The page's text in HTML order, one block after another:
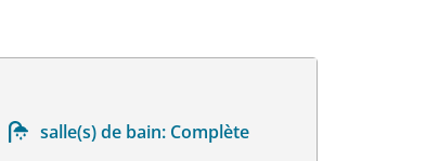
salle(s) de bain: Complète